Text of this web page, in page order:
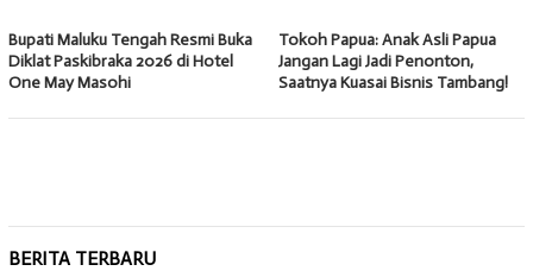
Bupati Maluku Tengah Resmi Buka
Diklat Paskibraka 2026 di Hotel
One May Masohi
Tokoh Papua: Anak Asli Papua
Jangan Lagi Jadi Penonton,
Saatnya Kuasai Bisnis Tambang!
BERITA TERBARU